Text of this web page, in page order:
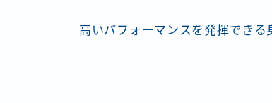
高いパフォーマンスを発揮できる